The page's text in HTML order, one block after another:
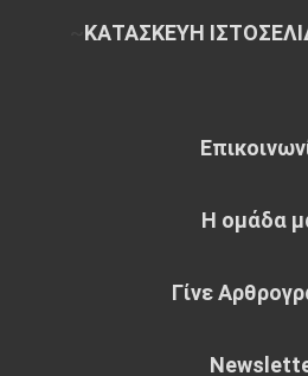
ΚΑΤΑΣΚΕΥΗ
Η ομάδα
Γίνε